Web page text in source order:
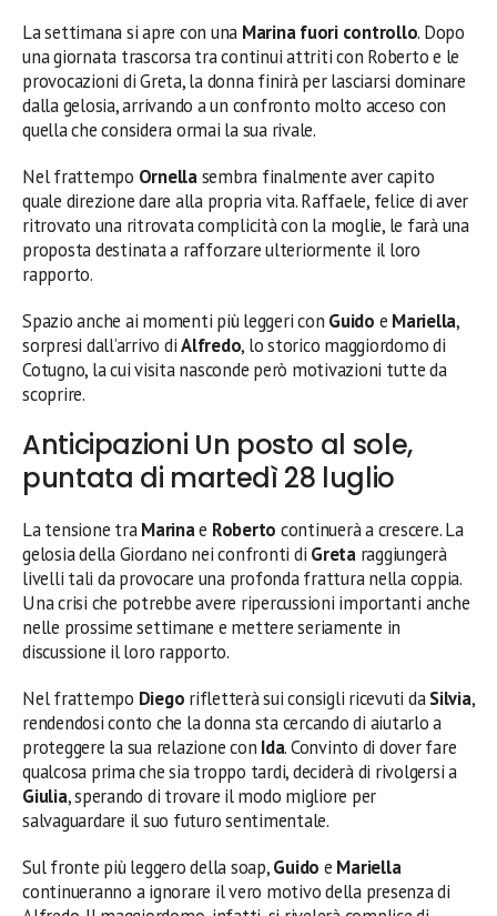
La settimana si apre con una Marina fuori controllo. Dopo
una giornata trascorsa tra continui attriti con Roberto e le
provocazioni di Greta, la donna finirà per lasciarsi dominare
dalla gelosia, arrivando a un confronto molto acceso con
quella che considera ormai la sua rivale.
Nel frattempo Ornellasembra finalmente aver capito
quale direzione dare alla propria vita. Raffaele, felice di aver
ritrovato una ritrovata complicità con la moglie, le farà una
proposta destinata a rafforzare ulteriormente il loro
rapporto.
Spazio anche ai momenti più leggeri con Guido e Mariella,
sorpresi dall’arrivo diAlfredo, lo storico maggiordomo di
Cotugno, la cui visita nasconde però motivazioni tutte da
scoprire.
Anticipazioni Un posto al sole,
puntata di martedì 28 luglio
La tensione traMarinae Roberto continuerà a crescere. La
gelosia della Giordano nei confronti di Gretaraggiungerà
livelli tali da provocare una profonda frattura nella coppia.
Una crisi che potrebbe avere ripercussioni importanti anche
nelle prossime settimane e mettere seriamente in
discussione il loro rapporto.
Nel frattempo Diego rifletterà sui consigli ricevuti daSilvia,
rendendosi conto che la donna sta cercando di aiutarlo a
proteggere la sua relazione con Ida. Convinto di dover fare
qualcosa prima che sia troppo tardi, deciderà di rivolgersi a
Giulia, sperando di trovare il modo migliore per
salvaguardare il suo futuro sentimentale.
Sul fronte più leggero della soap,Guido e Mariella
continueranno a ignorare il vero motivo della presenza di